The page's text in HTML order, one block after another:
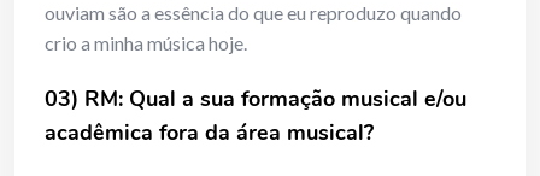
ouviam são a essência do que eu reproduzo quando
crio a minha música hoje.
03) RM: Qual a sua formação musical e/ou
acadêmica fora da área musical?